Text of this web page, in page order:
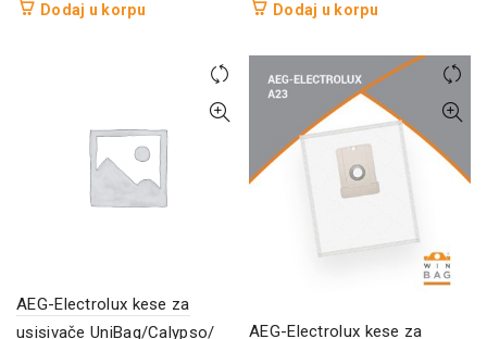
Dodaj u korpu Dodaj u korpu
AEG-Electrolux kese za
usisivače UniBag/Calypso/
AEG-Electrolux kese za